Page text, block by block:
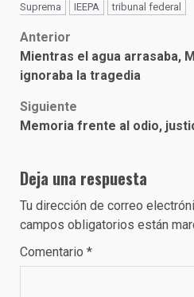
Suprema
IEEPA tribunal federal
Post
navigation
Anterior
Mientras el agua arrasaba,
ignoraba la tragedia
Siguiente
Memoria frente al odio,
Deja una respuesta
Tu dirección de correo
campos obligatorios están
Comentario *